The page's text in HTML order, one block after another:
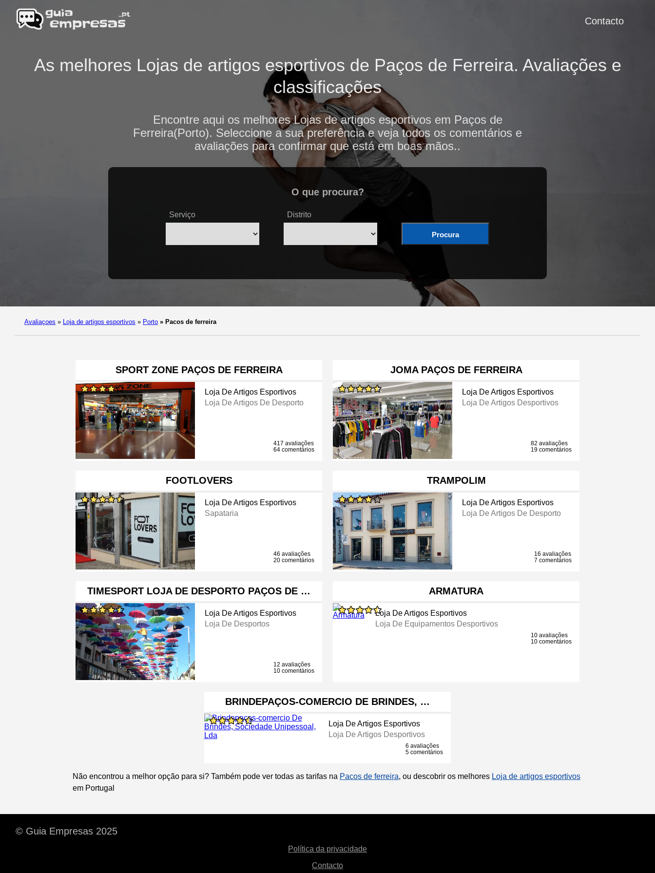
Contacto
As melhores Lojas de artigos esportivos de Paços de Ferreira. Avaliações e
classificações
Encontre aqui os melhores Lojas de artigos esportivos em Paços de
Ferreira(Porto). Seleccione a sua preferência e veja todos os comentários e
avaliações para confirmar que está em boas mãos..
O que procura?
Serviço Distrito
Procura
Avaliaçoes » Loja de artigos esportivos » Porto » Pacos de ferreira
SPORT ZONE PAÇOS DE FERREIRA
Loja De Artigos Esportivos
Loja De Artigos De Desporto
417 avaliações
64 comentários
JOMA PAÇOS DE FERREIRA
Loja De Artigos Esportivos
Loja De Artigos Desportivos
82 avaliações
19 comentários
FOOTLOVERS
Loja De Artigos Esportivos
Sapataria
46 avaliações
20 comentários
TRAMPOLIM
Loja De Artigos Esportivos
Loja De Artigos De Desporto
16 avaliações
7 comentários
TIMESPORT LOJA DE DESPORTO PAÇOS DE …
Loja De Artigos Esportivos
Loja De Desportos
12 avaliações
10 comentários
ARMATURA
Loja De Artigos Esportivos
Loja De Equipamentos Desportivos
10 avaliações
10 comentários
BRINDEPAÇOS-COMERCIO DE BRINDES, …
Loja De Artigos Esportivos
Loja De Artigos Desportivos
6 avaliações
5 comentários
Não encontrou a melhor opção para si? Também pode ver todas as tarifas na Pacos de ferreira, ou descobrir os melhores Loja de artigos esportivos
em Portugal
© Guia Empresas 2025
Política da privacidade
Contacto